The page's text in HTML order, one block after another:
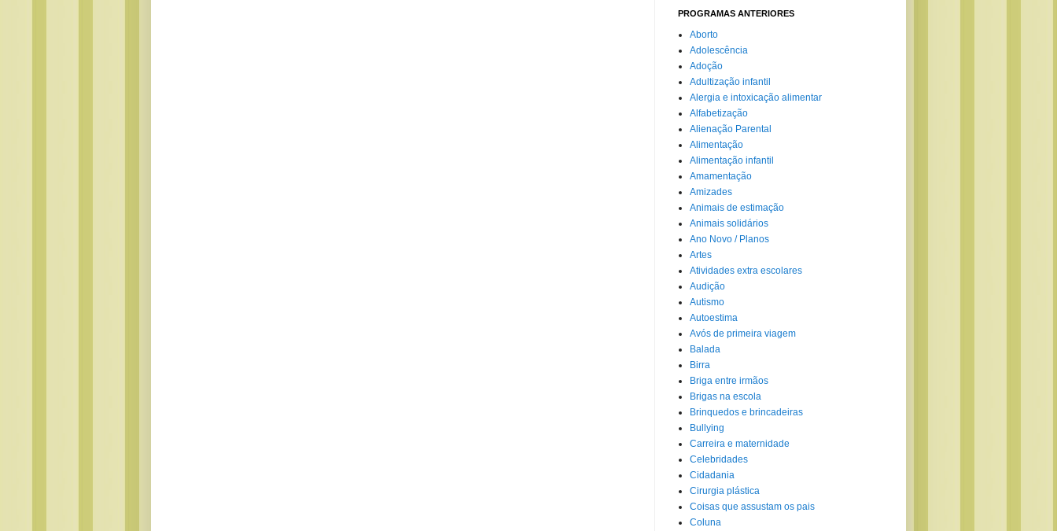
PROGRAMAS ANTERIORES
Aborto
Adolescência
Adoção
Adultização infantil
Alergia e intoxicação alimentar
Alfabetização
Alienação Parental
Alimentação
Alimentação infantil
Amamentação
Amizades
Animais de estimação
Animais solidários
Ano Novo / Planos
Artes
Atividades extra escolares
Audição
Autismo
Autoestima
Avós de primeira viagem
Balada
Birra
Briga entre irmãos
Brigas na escola
Brinquedos e brincadeiras
Bullying
Carreira e maternidade
Celebridades
Cidadania
Cirurgia plástica
Coisas que assustam os pais
Coluna